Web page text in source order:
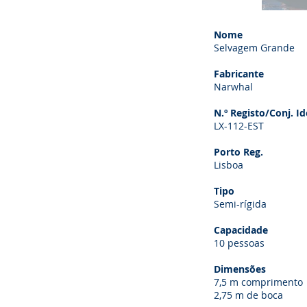
Nome
Selvagem Grande
Fabricante
Narwhal
N.º Registo/Conj.
LX-112-EST
Porto Reg.
Lisboa
Tipo
Semi-rígida
Capacidade
10 pessoas
Dimensões
7,5 m comprimento
2,75 m de boca